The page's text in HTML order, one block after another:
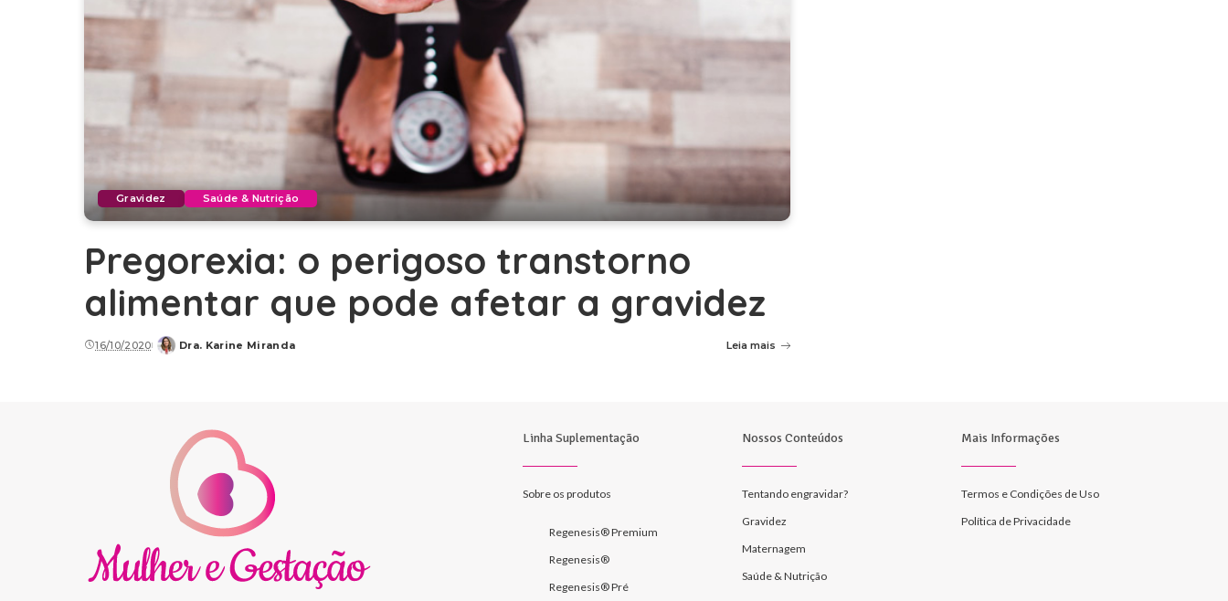
Gravidez Saúde & Nutrição
Pregorexia: o perigoso transtorno
alimentar que pode afetar a gravidez
16/10/2020
Posted
Dra. Karine Miranda Leia mais
Linha Suplementação
Sobre os produtos
Regenesis® Premium
Regenesis®
Regenesis® Pré
Nossos Conteúdos
Tentando engravidar?
Gravidez
Maternagem
Saúde & Nutrição
Mais Informações
Termos e Condições de Uso
Política de Privacidade